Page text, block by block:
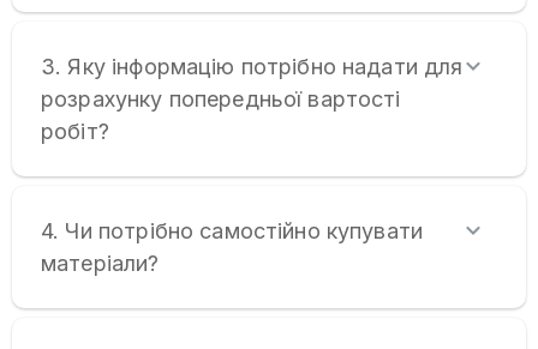
3. Яку інформацію потрібно надати для
розрахунку попередньої вартості
робіт?
4. Чи потрібно самостійно купувати
матеріали?